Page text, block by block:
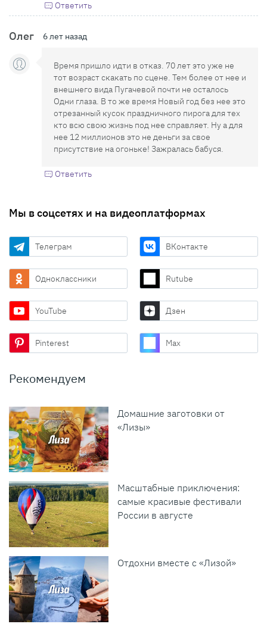
Ответить
Олег 6 лет назад
Время пришло идти в отказ. 70 лет это уже не
тот возраст скакать по сцене. Тем более от нее и
внешнего вида Пугачевой почти не осталось
Одни глаза. В то же время Новый год без нее это
отрезанный кусок праздничного пирога для тех
кто всю свою жизнь под нее справляет. Ну а для
нее 12 миллионов это не деньги за свое
присутствие на огоньке! Зажралась бабуся.
Ответить
Мы в соцсетях и на видеоплатформах
Телеграм ВКонтакте
Одноклассники Rutube
YouTube Дзен
Pinterest Max
Рекомендуем
Домашние заготовки от
«Лизы»
Масштабные приключения:
самые красивые фестивали
России в августе
Отдохни вместе с «Лизой»